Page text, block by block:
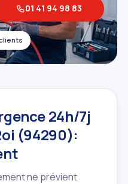
clients
01 41 94 98 83
24h/7j
(94290):
ne prévient